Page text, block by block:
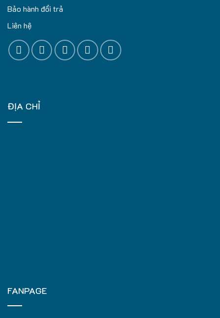
Bảo hành đổi trả
Liên hệ
ĐỊA CHỈ
FANPAGE